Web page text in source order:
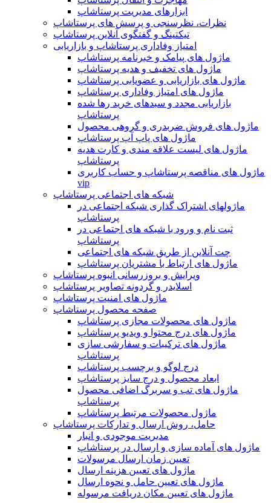
ابزارهای مدیریت پرستاشاپ
نظرات، نظرسنجی و پرسش های پرستاشاپ
تیکتینگ و گفتگوی آنلاین پرستاشاپ
امتیاز وفاداری پرستاشاپ و بازاریابی
ماژول های پیامک و خبرنامه پرستاشاپ
ماژول های تخفیف و هدیه پرستاشاپ
ماژول های بازاریابی و عضویابی پرستاشاپ
ماژول های امتیاز وفاداری پرستاشاپ
بازاریابی مجدد و سبدهای خرید رها شده
پرستاشاپ
ماژول های فروش ضربدری و گروهی محصول
ماژول های پاپ آپ پرستاشاپ
ماژول های لیست علاقه مندی و کارت هدیه
پرستاشاپ
ماژول های مناقصه پرستاشاپ و حساب کاربری
vip
شبکه های اجتماعی پرستاشاپ
ماژولهای اشتراک‌ گذاری شبکه اجتماعی در
پرستاشاپ
ثبت نام و ورود با شبکه های اجتماعی در
پرستاشاپ
چت آنلاین از طریق شبکه های اجتماعی
ماژول های ارتباط با مشتریان پرستاشاپ
ویرایش و بروزرسانی انبوه پرستاشاپ
اسلایدر و گردونه تصاویر پرستاشاپ
ماژول های امنیت پرستاشاپ
صفحه محصول پرستاشاپ
ماژول های محصولات مجازی پرستاشاپ
ماژول های درج محتوا و ویدیو پرستاشاپ
ماژول های ترکیبات و سفارشی سازی
پرستاشاپ
درج لوگو و برچسب پرستاشاپ
ابعاد محصول و درج سایز پرستاشاپ
ماژول های تب و سربرگ اضافی محصول
پرستاشاپ
ماژول محصولات مرتبط پرستاشاپ
حامل، روش ارسال و تدارکات پرستاشاپ
مدیریت موجودی و انبار
ماژول های آماده سازی و ارسال در پرستاشاپ
تعیین زمان ارسال مرسولات
ماژول های تعیین هزینه ارسال
ماژول های تعیین حامل و نحوه ارسال
ماژول های تعیین مکان دریافت مرسوله